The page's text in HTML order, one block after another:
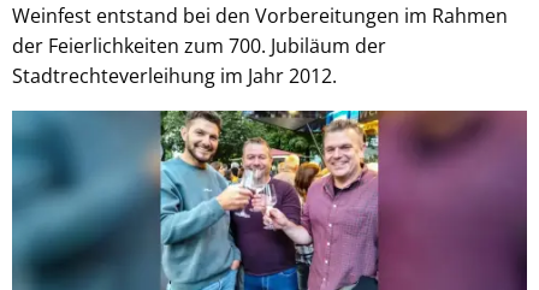
Weinfest entstand bei den Vorbereitungen im Rahmen
der Feierlichkeiten zum 700. Jubiläum der
Stadtrechteverleihung im Jahr 2012.